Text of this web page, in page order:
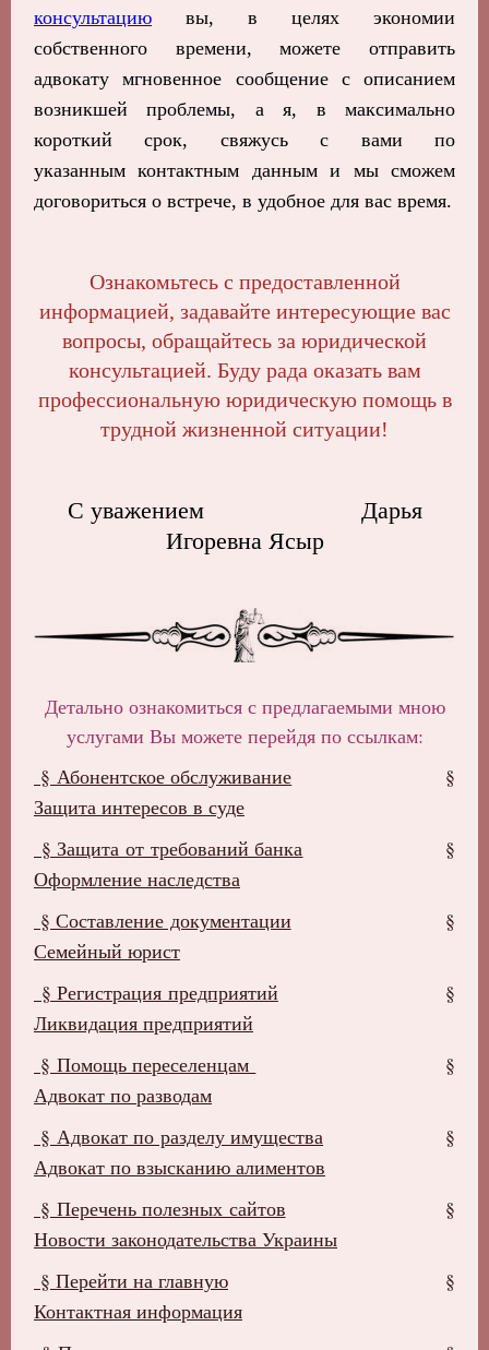
консультацию вы, в целях экономии
собственного времени, можете отправить
адвокату мгновенное сообщение с описанием
возникшей проблемы, а я, в максимально
короткий срок, свяжусь с вами по
указанным контактным данным и мы сможем
договориться о встрече, в удобное для вас время.
Ознакомьтесь с предоставленной
информацией, задавайте интересующие вас
вопросы, обращайтесь за юридической
консультацией. Буду рада оказать вам
профессиональную юридическую помощь в
трудной жизненной ситуации!
С уважением Дарья
Игоревна Ясыр
Детально ознакомиться с предлагаемыми мною
услугами Вы можете перейдя по ссылкам:
§ Абонентское обслуживание
§
Защита интересов в суде
§ Защита от требований банка
§
Оформление наследства
§ Составление документации
§
Семейный юрист
§ Регистрация предприятий
§
Ликвидация предприятий
§ Помощь переселенцам
§
Адвокат по разводам
§ Адвокат по разделу имущества
§
Адвокат по взысканию алиментов
§ Перечень полезных сайтов
§
Новости законодательства Украины
§ Перейти на главную
§
Контактная информация